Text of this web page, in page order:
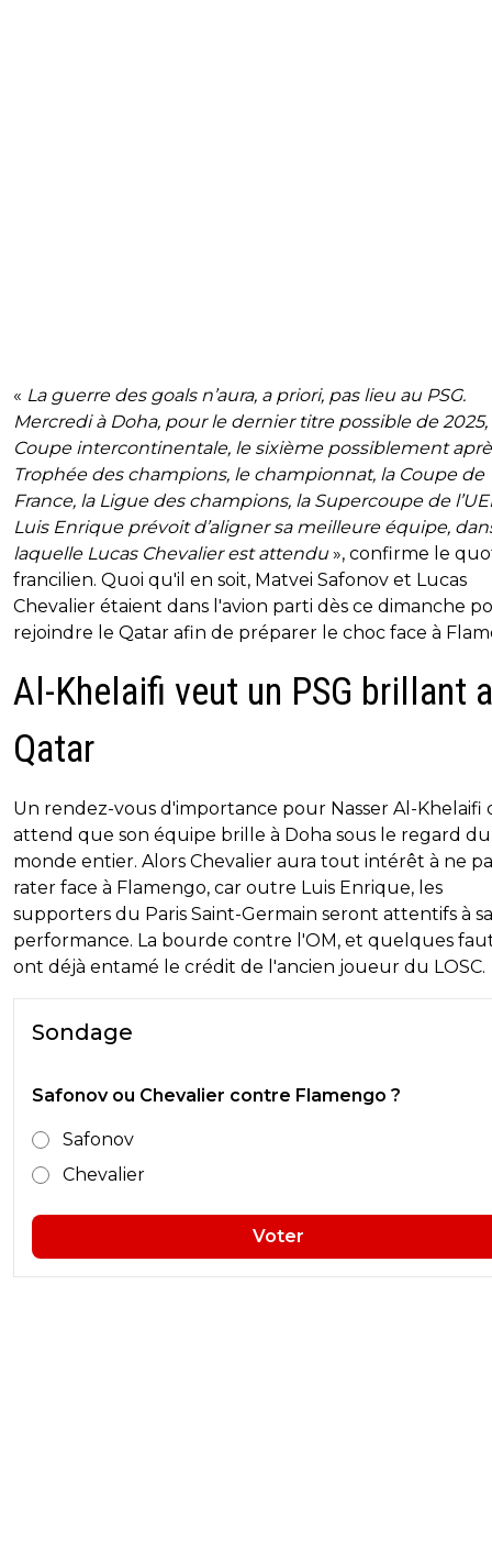
« La guerre des goals n’aura, a priori, pas lieu au PSG.
Mercredi à Doha, pour le dernier titre possible de 2025,
Coupe intercontinentale, le sixième possiblement
Trophée des champions, le championnat, la Coupe de
France, la Ligue des champions, la Supercoupe de
Luis Enrique prévoit d’aligner sa meilleure équipe,
laquelle Lucas Chevalier est attendu », confirme le
francilien. Quoi qu'il en soit, Matvei Safonov et Lucas
Chevalier étaient dans l'avion parti dès ce dimanche
rejoindre le Qatar afin de préparer le choc face à
Al-Khelaifi veut un PSG brillant
Qatar
Un rendez-vous d'importance pour Nasser Al-Khelaifi
attend que son équipe brille à Doha sous le regard du
monde entier. Alors Chevalier aura tout intérêt à ne
rater face à Flamengo, car outre Luis Enrique, les
supporters du Paris Saint-Germain seront attentifs à sa
performance. La bourde contre l'OM, et quelques
ont déjà entamé le crédit de l'ancien joueur du LOSC.
Sondage
Safonov ou Chevalier contre Flamengo ?
Safonov
Chevalier
Voter